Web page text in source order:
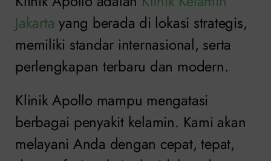
Jakarta yang berada di lokasi strategis,
memiliki standar internasional, serta
perlengkapan terbaru dan modern.
Klinik Apollo mampu mengatasi
berbagai penyakit kelamin. Kami akan
melayani Anda dengan cepat, tepat,